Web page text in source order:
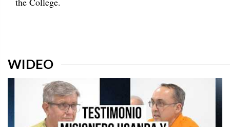
WIDEO